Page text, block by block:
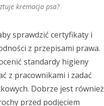
kremacja psa?
sprawdzić certyfikaty i
z przepisami prawa.
standardy higieny
z pracownikami i zadać
Dobrze jest również
przed podjęciem